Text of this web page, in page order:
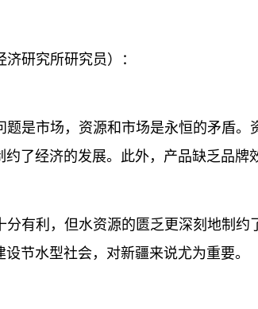
研究所研究员）：
是市场，资源和市场是永恒的矛盾。
了经济的发展。此外，产品缺乏品牌
有利，但水资源的匮乏更深刻地制约
节水型社会，对新疆来说尤为重要。